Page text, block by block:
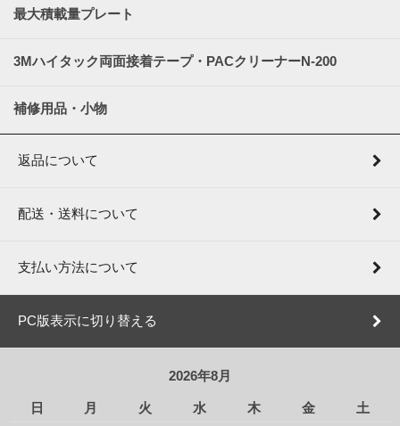
最大積載量プレート
3Mハイタック両面接着テープ・PACクリーナーN-200
補修用品・小物
返品について
配送・送料について
支払い方法について
PC版表示に切り替える
2026年8月
日 月 火 水 木 金
土